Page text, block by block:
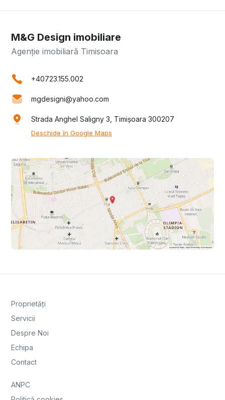
M&G Design imobiliare
Agenție imobiliară Timisoara
+40723.155.002
mgdesigni@yahoo.com
Strada Anghel Saligny 3, Timișoara 300207
Deschide în Google Maps
Proprietăți
Servicii
Despre Noi
Echipa
Contact
ANPC